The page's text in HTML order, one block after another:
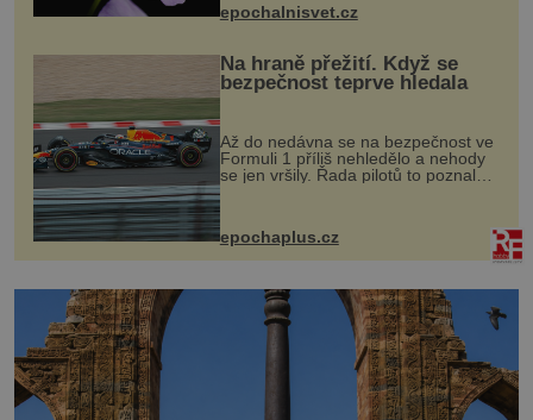
vstupenka...
epochalnisvet.cz
Na hraně přežití. Když se
bezpečnost teprve hledala
Až do nedávna se na bezpečnost ve
Formuli 1 příliš nehledělo a nehody
se jen vršily. Řada pilotů to poznala
na vlastní kůži, často s trvalými
následky nebo bohužel i ztrátou
života. Dnes nepochopiteln...
epochaplus.cz